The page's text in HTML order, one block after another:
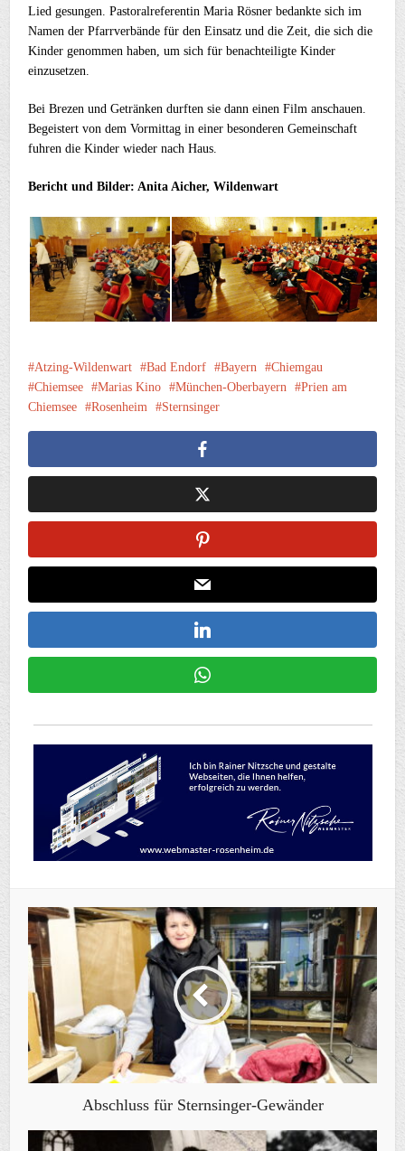
Lied gesungen. Pastoralreferentin Maria Rösner bedankte sich im
Namen der Pfarrverbände für den Einsatz und die Zeit, die sich die
Kinder genommen haben, um sich für benachteiligte Kinder
einzusetzen.
Bei Brezen und Getränken durften sie dann einen Film anschauen.
Begeistert von dem Vormittag in einer besonderen Gemeinschaft
fuhren die Kinder wieder nach Haus.
Bericht und Bilder: Anita Aicher, Wildenwart
Atzing-Wildenwart Bad Endorf Bayern
Chiemgau
Chiemsee
Marias Kino München-Oberbayern
Prien am
Chiemsee
Rosenheim Sternsinger
Abschluss für Sternsinger-Gewänder